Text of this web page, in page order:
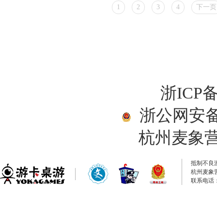
1 2 3 4 下一页
浙ICP
浙公网安
杭州麦象
抵制不良
杭州麦象
联系电话